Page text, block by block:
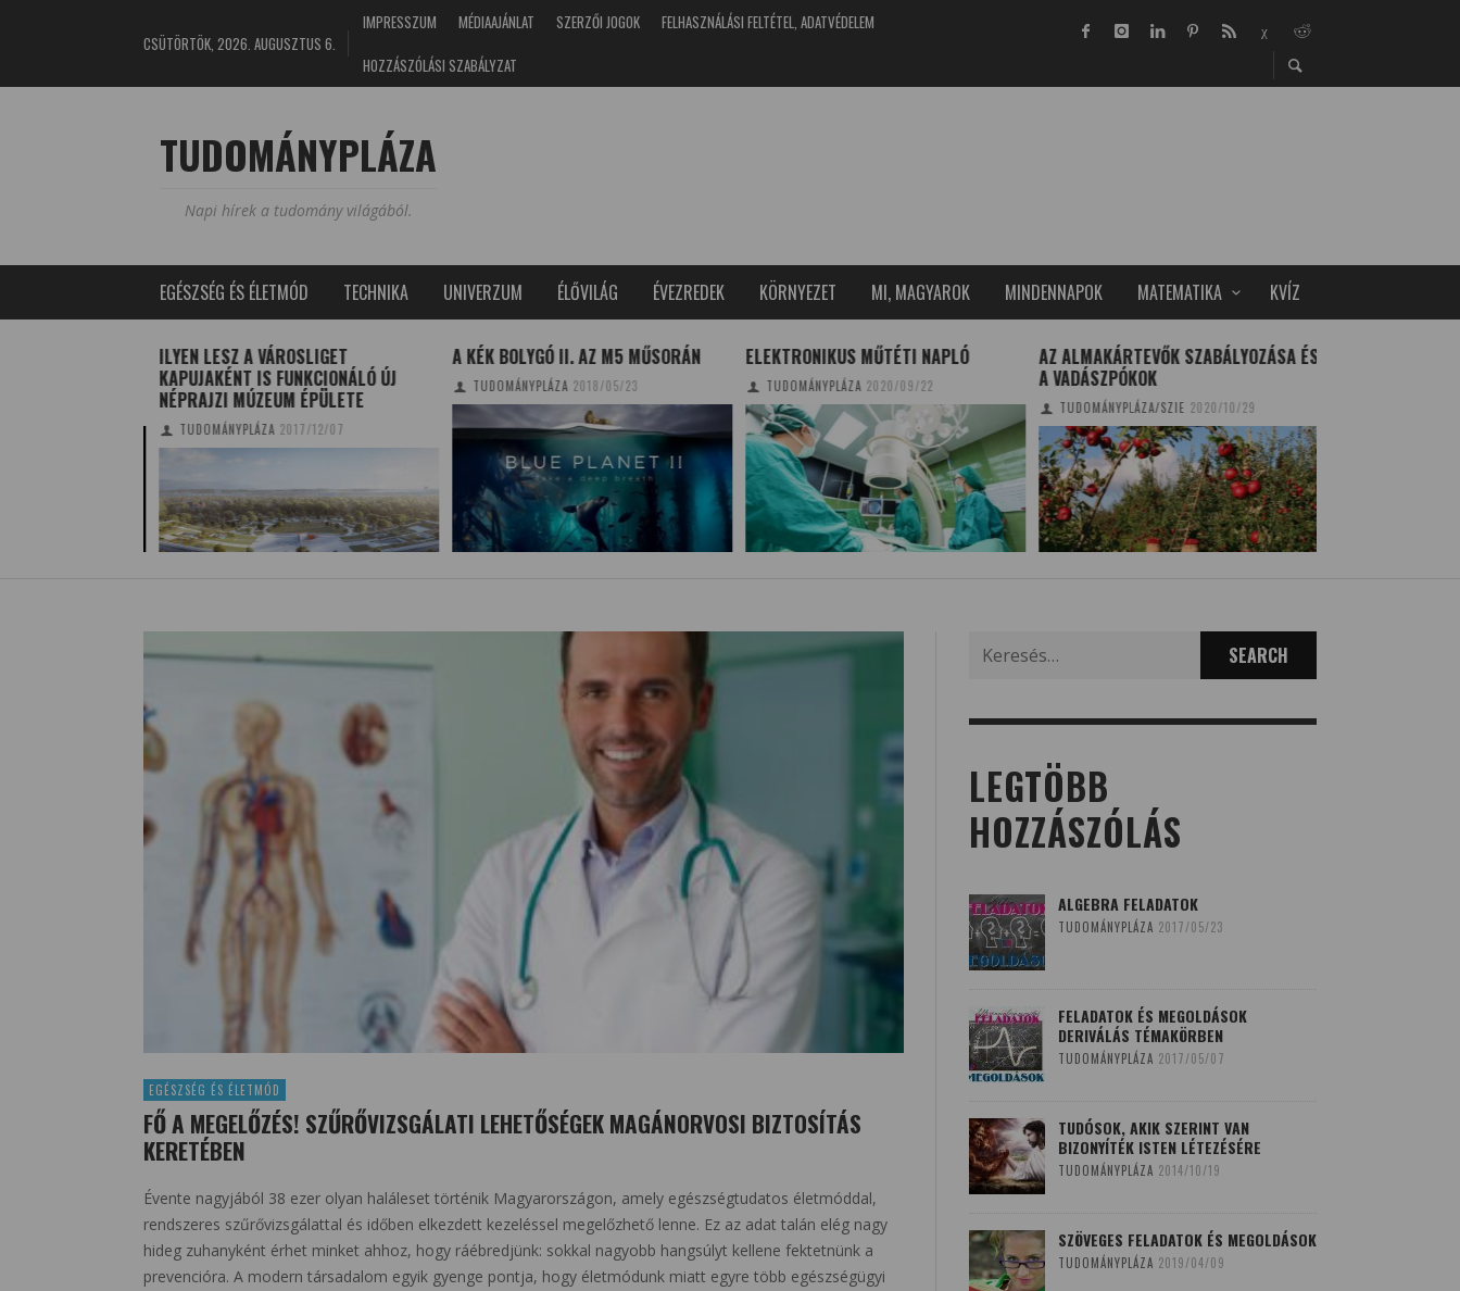
CSÜTÖRTÖK, 2026. AUGUSZTUS 6.
IMPRESSZUM MÉDIAAJÁNLAT SZERZŐI JOGOK
FELHASZNÁLÁSI FELTÉTEL, ADATVÉDELEM
HOZZÁSZÓLÁSI SZABÁLYZAT
TUDOMÁNYPLÁZA
Napi hírek a tudomány világából.
EGÉSZSÉG ÉS ÉLETMÓD TECHNIKA UNIVERZUM ÉLŐVILÁG ÉVEZREDEK KÖRNYEZET MI, MAGYAROK MINDENNAPOK MATEMATIKA KVÍZ
ILYEN LESZ A VÁROSLIGET
KAPUJAKÉNT IS FUNKCIONÁLÓ ÚJ
NÉPRAJZI MÚZEUM ÉPÜLETE
TUDOMÁNYPLÁZA 2017/12/07
A KÉK BOLYGÓ II. AZ M5 MŰSORÁN
TUDOMÁNYPLÁZA 2018/05/23
ELEKTRONIKUS MŰTÉTI NAPLÓ
TUDOMÁNYPLÁZA 2020/09/22
AZ ALMAKÁRTEVŐK SZABÁLYOZÁSA ÉS
A VADÁSZPÓKOK
TUDOMÁNYPLÁZA/SZIE 2020/10/29
EGÉSZSÉG ÉS ÉLETMÓD
FŐ A MEGELŐZÉS! SZŰRŐVIZSGÁLATI LEHETŐSÉGEK MAGÁNORVOSI BIZTOSÍTÁS
KERETÉBEN
Évente nagyjából 38 ezer olyan haláleset történik Magyarországon, amely egészségtudatos életmóddal,
rendszeres szűrővizsgálattal és időben elkezdett kezeléssel megelőzhető lenne. Ez az adat talán elég nagy
hideg zuhanyként érhet minket ahhoz, hogy ráébredjünk: sokkal nagyobb hangsúlyt kellene fektetnünk a
prevencióra. A modern társadalom egyik gyenge pontja, hogy életmódunk miatt egyre több egészségügyi
for:
LEGTÖBB
HOZZÁSZÓLÁS
ALGEBRA FELADATOK
TUDOMÁNYPLÁZA 2017/05/23
FELADATOK ÉS MEGOLDÁSOK
DERIVÁLÁS TÉMAKÖRBEN
TUDOMÁNYPLÁZA 2017/05/07
TUDÓSOK, AKIK SZERINT VAN
BIZONYÍTÉK ISTEN LÉTEZÉSÉRE
TUDOMÁNYPLÁZA 2014/10/19
SZÖVEGES FELADATOK ÉS MEGOLDÁSOK
TUDOMÁNYPLÁZA 2019/04/09